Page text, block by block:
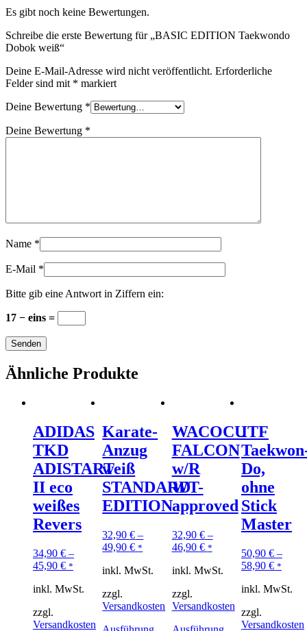
Es gibt noch keine Bewertungen.
Schreibe die erste Bewertung für „BASIC EDITION Taekwondo
Dobok weiß“
Deine E-Mail-Adresse wird nicht veröffentlicht. Erforderliche
Felder sind mit * markiert
Deine Bewertung *
Deine Bewertung *
Name *
E-Mail *
Bitte gib eine Antwort in Ziffern ein:
17 − eins =
Ähnliche Produkte
ADIDAS
TKD
ADISTART
II eco
weißes
Revers
34,90 € –
45,90 € *
inkl. MwSt.
zzgl.
Versandkosten
Karate-
Anzug
weiß
STANDARD
EDITION
32,90€ –
49,90€ *
inkl. MwSt.
zzgl.
Versandkosten
WACOCU
FALCON
w/R
WT-
approved
32,90 €–
46,90 € *
inkl. MwSt.
zzgl.
Versandkosten
ITF
Do,
ohne
Stick
Master
50,90 €–
58,90 € *
inkl. MwSt.
zzgl.
Versandkosten